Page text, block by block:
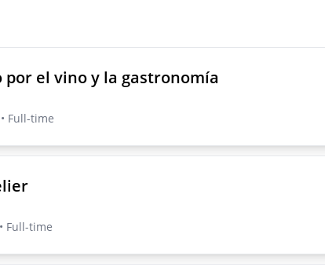
por el vino y la gastronomía
Full-time
Full-time